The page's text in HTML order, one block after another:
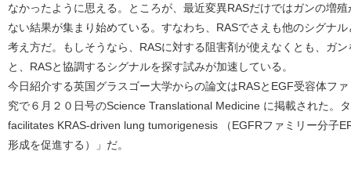
なかったように思える。ところが、最近変異RASだけではガンの増
ない結果が集まり始めている。すなわち、RASでさえも他のシグナ
考え方だ。もしそうなら、RASに対する阻害剤が使えなくとも、ガ
と、RASと協調するシグナルを探す試みが加速している。
今日紹介する英国グラスゴー大学からの論文はRASとEGF受容体フ
究で６月２０日号のScience Translational Medicine に掲載された。
facilitates KRAS-driven lung tumorigenesis （EGFRファミリー分子
形成を促進する）」だ。